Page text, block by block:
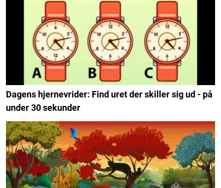
Dagens hjernevrider: Find uret der skiller sig ud - på
under 30 sekunder